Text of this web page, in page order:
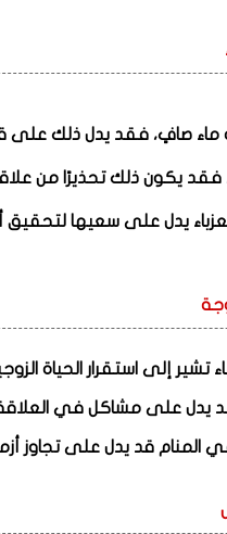
فيه ماء صافٍ، فقد يدل ذلك
يكون ذلك تحذيرًا من
يدل على سعيها لتحقيق
تشير إلى استقرار الحياة
فقد يدل على مشاكل في
المنام قد يدل على تجاوز